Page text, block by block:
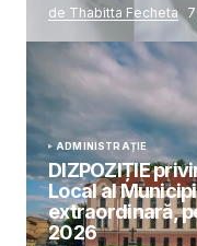
de Thabitta Fecheta
ADMINISTRAȚIE
DIZPOZIȚIE
Local al
extraordinară,
2026